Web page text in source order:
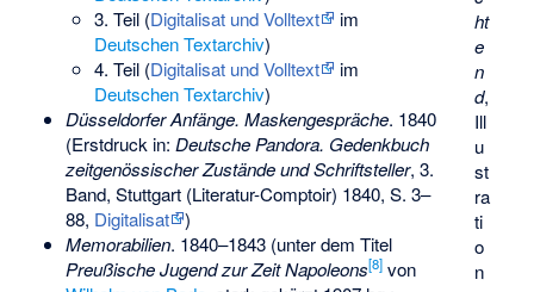
ht
e
n
d,
Ill
u
st
ra
ti
o
n
3. Teil (Digitalisat und Volltext
im
Deutschen Textarchiv)
4. Teil (Digitalisat und Volltext
im
Deutschen Textarchiv)
Düsseldorfer Anfänge. Maskengespräche. 1840
(Erstdruck in: Deutsche Pandora. Gedenkbuch
zeitgenössischer Zustände und Schriftsteller, 3.
Band, Stuttgart (Literatur-Comptoir) 1840, S. 3–
88, Digitalisat
)
Memorabilien. 1840–1843 (unter dem Titel
Preußische Jugend zur Zeit Napoleons[8]von